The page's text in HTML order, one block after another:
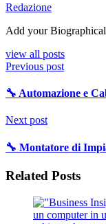
Redazione
Add your
view all posts
Previous post
🔧 Automazione e
Next post
🔧 Montatore di
Related Posts